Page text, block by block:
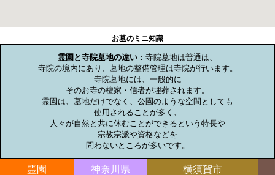
お墓のミニ知識
霊園と寺院墓地の違い ：寺院墓地は普通は、
寺院の境内にあり、墓地の整備管理は寺院が行います。
寺院墓地には、一般的に
そのお寺の檀家・信者が埋葬されます。
霊園は、墓地だけでなく、公園のような空間としても
使用されることが多く、
人々が自然と共に休むことができるという特長や
宗教宗派や資格などを
問わないところが多いです。
霊園 神奈川県 横須賀市